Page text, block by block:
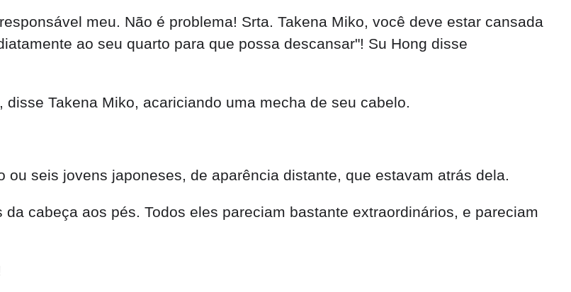
meu. Não é problema! Srta. Takena Miko, você deve estar cansada
ao seu quarto para que possa descansar"! Su Hong disse
Takena Miko, acariciando uma mecha de seu cabelo.